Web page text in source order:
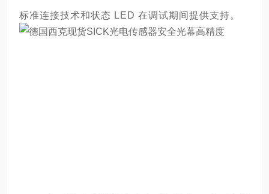
标准连接技术和状态 LED 在调试期间提供支持。